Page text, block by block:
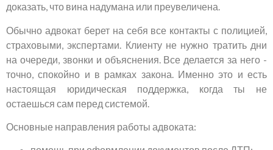
доказать, что вина надумана или преувеличена.
Обычно адвокат берет на себя все контакты с полицией,
страховыми, экспертами. Клиенту не нужно тратить дни
на очереди, звонки и объяснения. Все делается за него -
точно, спокойно и в рамках закона. Именно это и есть
настоящая юридическая поддержка, когда ты не
остаешься сам перед системой.
Основные направления работы адвоката: